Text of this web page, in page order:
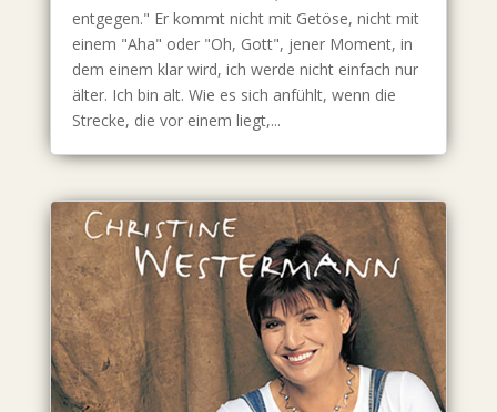
entgegen." Er kommt nicht mit Getöse, nicht mit
einem "Aha" oder "Oh, Gott", jener Moment, in
dem einem klar wird, ich werde nicht einfach nur
älter. Ich bin alt. Wie es sich anfühlt, wenn die
Strecke, die vor einem liegt,...